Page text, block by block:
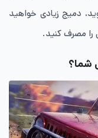
دمیج زیادی خواهید
را مصرف کنید.
شما؟